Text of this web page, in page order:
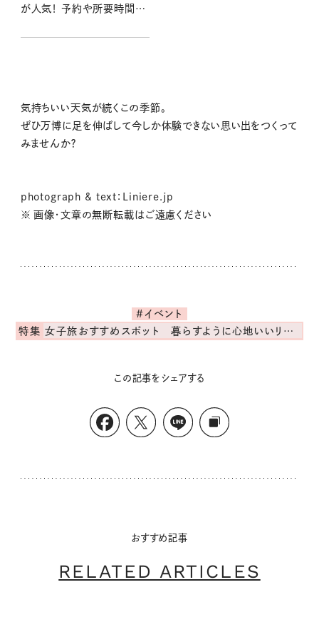
が人気！ 予約や所要時間
ッズやお土産情報も
気持ちいい天気が続くこの季節。
ぜひ万博に足を伸ばして今しか体験できない思い出をつくって
みませんか？
photograph & text：Liniere.jp
※ 画像・文章の無断転載はご遠慮ください
#イベント
特集 女子旅おすすめスポット 暮らすように心地いいリンネル旅ガイド
この記事をシェアする
おすすめ記事
RELATED ARTICLES